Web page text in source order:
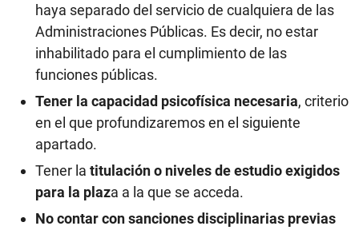
haya separado del servicio de cualquiera de las
Administraciones Públicas. Es decir, no estar
inhabilitado para el cumplimiento de las
funciones públicas.
Tener la capacidad psicofísica necesaria, criterio
en el que profundizaremos en el siguiente
apartado.
Tener la titulación o niveles de estudio exigidos
para la plaza a la que se acceda.
No contar con sanciones disciplinarias previas